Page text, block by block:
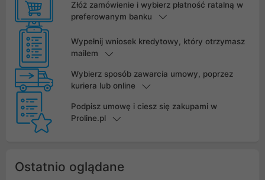
Złóż zamówienie i wybierz płatność ratalną w
preferowanym banku
Wypełnij wniosek kredytowy, który otrzymasz
mailem
Wybierz sposób zawarcia umowy, poprzez
kuriera lub online
Podpisz umowę i ciesz się zakupami w
Proline.pl
Ostatnio oglądane